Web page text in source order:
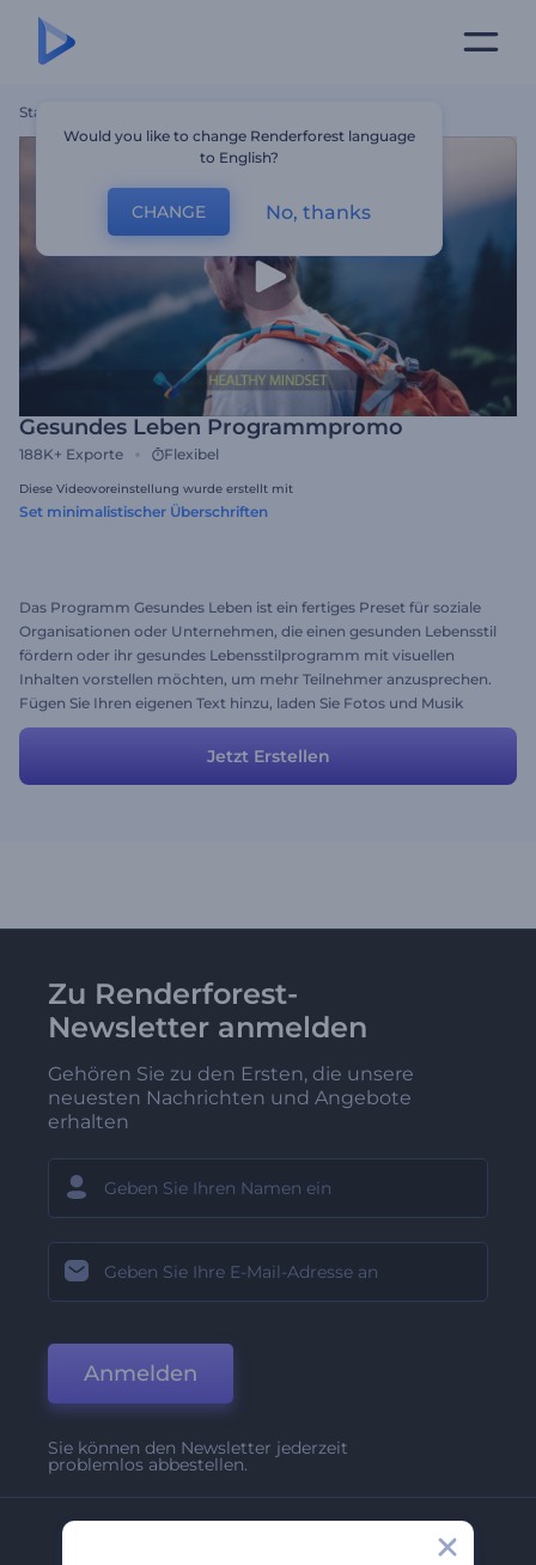
Startseite
Gesundes Leben Programmpromo
188K+ Exporte Flexibel
Diese Videovoreinstellung wurde erstellt mit
Set minimalistischer Überschriften
Das Programm Gesundes Leben ist ein fertiges Preset für soziale
Organisationen oder Unternehmen, die einen gesunden Lebensstil
fördern oder ihr gesundes Lebensstilprogramm mit visuellen
Inhalten vorstellen möchten, um mehr Teilnehmer anzusprechen.
Fügen Sie Ihren eigenen Text hinzu, laden Sie Fotos und Musik
hoch, ändern Sie den Stil. Sie können jederzeit Änderungen
vornehmen, um Ihr gewünschtes Ergebnis zu erzielen :)
Jetzt Erstellen
Zu Renderforest-
Newsletter anmelden
Gehören Sie zu den Ersten, die unsere
neuesten Nachrichten und Angebote
erhalten
Anmelden
Sie können den Newsletter jederzeit
problemlos abbestellen.
Would you like to change Renderforest language
to English?
CHANGE No, thanks